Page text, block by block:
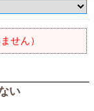
せん）
い